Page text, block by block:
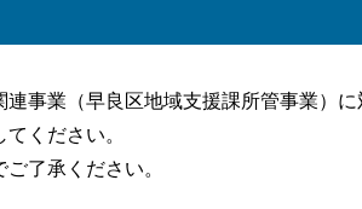
事業（早良区地域支援課所管事業）
ください。
了承ください。